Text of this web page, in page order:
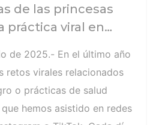
de las princesas
práctica viral en
de los jóvenes
de 2025.- En el último año
retos virales relacionados
o prácticas de salud
hemos asistido en redes